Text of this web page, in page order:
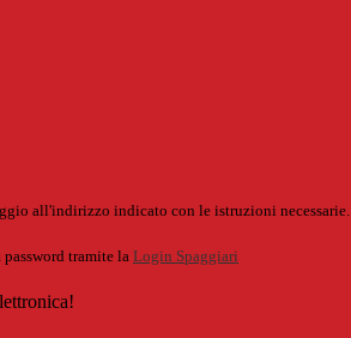
all'indirizzo indicato con le istruzioni necessarie.
tramite la Login Spaggiari